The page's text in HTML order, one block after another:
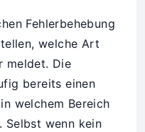
Fehlerbehebung
welche Art
meldet. Die
bereits einen
welchem Bereich
Selbst wenn kein